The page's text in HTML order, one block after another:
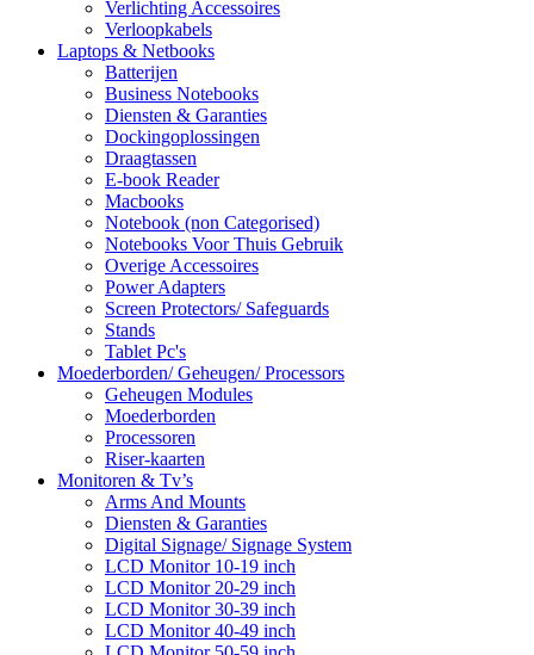
Verlichting Accessoires
Verloopkabels
Laptops & Netbooks
Batterijen
Business Notebooks
Diensten & Garanties
Dockingoplossingen
Draagtassen
E-book Reader
Macbooks
Notebook (non Categorised)
Notebooks Voor Thuis Gebruik
Overige Accessoires
Power Adapters
Screen Protectors/ Safeguards
Stands
Tablet Pc's
Moederborden/ Geheugen/ Processors
Geheugen Modules
Moederborden
Processoren
Riser-kaarten
Monitoren & Tv’s
Arms And Mounts
Diensten & Garanties
Digital Signage/ Signage System
LCD Monitor 10-19 inch
LCD Monitor 20-29 inch
LCD Monitor 30-39 inch
LCD Monitor 40-49 inch